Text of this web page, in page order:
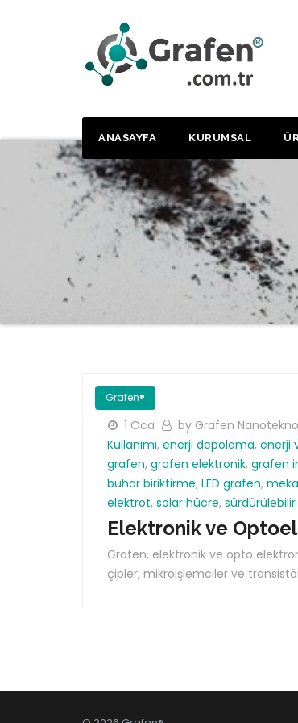
ANASAYFA KURUMSAL
Grafen®
1 Oca by Grafen
Kullanımı, enerji depolama, enerji
grafen, grafen elektronik, grafen
buhar biriktirme, LED grafen,
elektrot, solar hücre,
Elektronik ve
Grafen, elektronik ve opto
çipler, mikroişlemciler ve